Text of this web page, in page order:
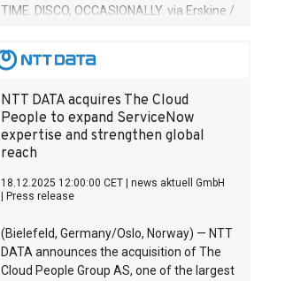
TIME. DISCO, OCCASIONALLY. via Erskine /
musikkvideoen til “American Girls”,
regissert av den GRAMMY-vinnende
NTT DATA acquires The Cloud
People to expand ServiceNow
expertise and strengthen global
reach
18.12.2025 12:00:00 CET
news aktuell GmbH
Press release
(Bielefeld, Germany/Oslo, Norway) — NTT
DATA announces the acquisition of The
Cloud People Group AS, one of the largest